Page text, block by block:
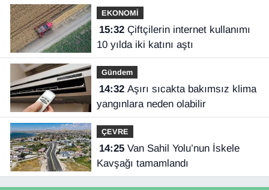
EKONOMİ
15:32Çiftçilerin internet kullanımı
10 yılda iki katını aştı
Gündem
14:32Aşırı sıcakta bakımsız klima
yangınlara neden olabilir
ÇEVRE
14:25Van Sahil Yolu’nun İskele
Kavşağı tamamlandı